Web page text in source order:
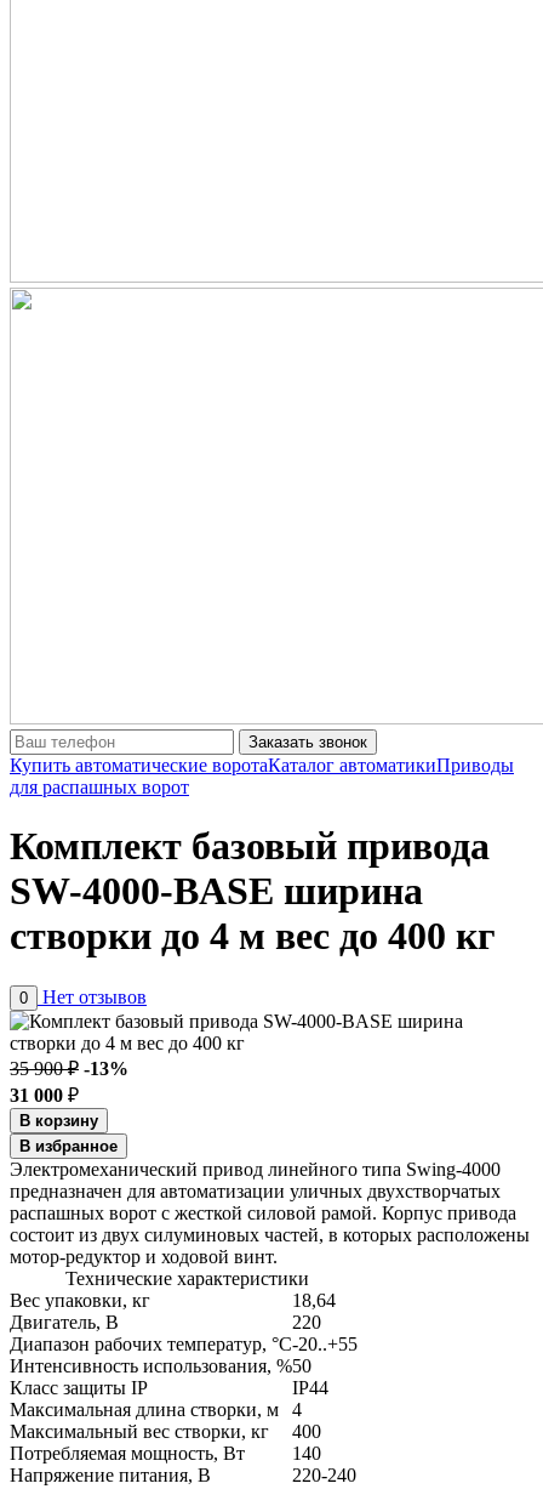
Заказать звонок
Купить автоматические воротаКаталог автоматикиПриводы
для распашных ворот
Комплект базовый привода
SW-4000-BASE ширина
створки до 4 м вес до 400 кг
0 Нет отзывов
35 900 ₽ -13%
31 000 ₽
В корзину
В избранное
Электромеханический привод линейного типа Swing-4000
предназначен для автоматизации уличных двухстворчатых
распашных ворот с жесткой силовой рамой. Корпус привода
состоит из двух силуминовых частей, в которых расположены
мотор-редуктор и ходовой винт.
Технические характеристики
Вес упаковки, кг
18,64
Двигатель, В
220
Диапазон рабочих температур, °С-20..+55
Интенсивность использования, %50
Класс защиты IP
IP44
Максимальная длина створки, м
4
Максимальный вес створки, кг
400
Потребляемая мощность, Вт
140
Напряжение питания, В
220-240